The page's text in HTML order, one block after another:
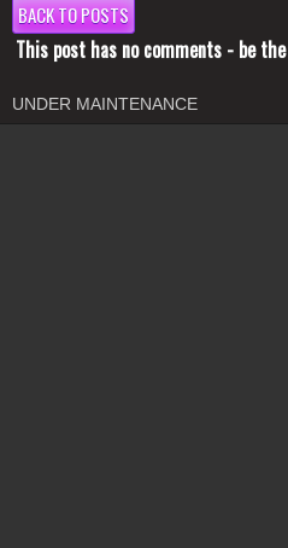
BACK TO POSTS
This post has no comments - be
UNDER MAINTENANCE